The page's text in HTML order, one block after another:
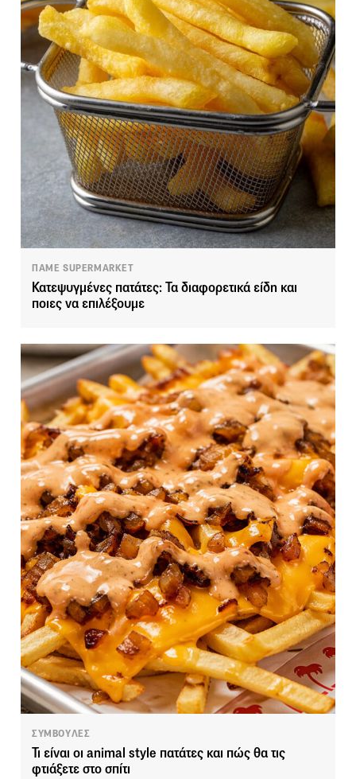
ΠΑΜΕ SUPERMARKET
Κατεψυγμένες πατάτες: Τα διαφορετικά είδη και
ποιες να επιλέξουμε
ΣΥΜΒΟΥΛΕΣ
Τι είναι οι animal style πατάτες και πώς θα τις
φτιάξετε στο σπίτι